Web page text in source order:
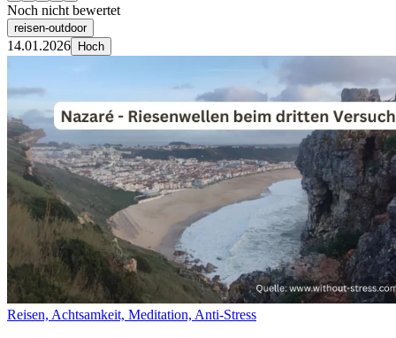
Noch nicht bewertet
reisen-outdoor
14.01.2026 Hoch
Reisen, Achtsamkeit, Meditation, Anti-Stress